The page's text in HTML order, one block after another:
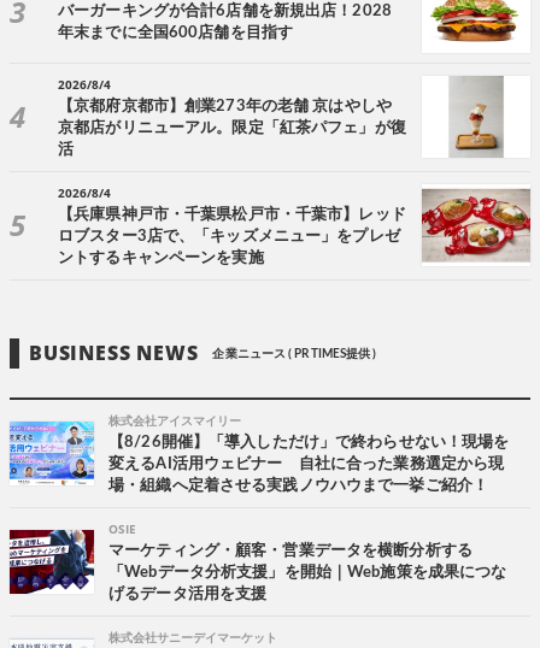
バーガーキングが合計6店舗を新規出店！2028
年末までに全国600店舗を目指す
2026/8/4
【京都府京都市】創業273年の老舗 京はやしや
京都店がリニューアル。限定「紅茶パフェ」が復
活
2026/8/4
【兵庫県神戸市・千葉県松戸市・千葉市】レッド
ロブスター3店で、「キッズメニュー」をプレゼ
ントするキャンペーンを実施
BUSINESS NEWS 企業ニュース ( PR TIMES提供 )
株式会社アイスマイリー
【8/26開催】「導入しただけ」で終わらせない！現場を
変えるAI活用ウェビナー 自社に合った業務選定から現
場・組織へ定着させる実践ノウハウまで一挙ご紹介！
OSIE
マーケティング・顧客・営業データを横断分析する
「Webデータ分析支援」を開始｜Web施策を成果につな
げるデータ活用を支援
株式会社サニーデイマーケット